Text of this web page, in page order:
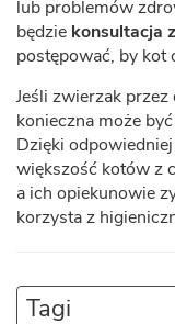
lub problemów
będzie konsultacja
postępować, by kot
Jeśli zwierzak przez
konieczna może
Dzięki
większość kotów z
a ich opiekunowie
korzysta z
Tagi